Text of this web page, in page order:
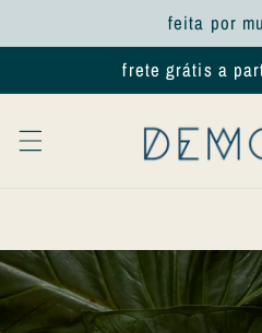
conteúdo
feita por
frete grátis a